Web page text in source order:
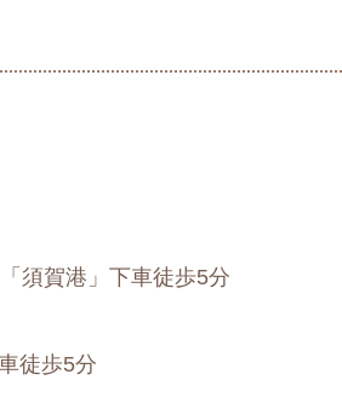
須賀港」下車徒歩5分
徒歩5分